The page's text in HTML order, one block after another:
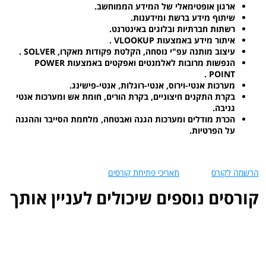
ארגון אופטימאלי של המידע הממוחשב.
שיתוף מידע ברשת ומידענות.
רשתות חברתיות ובלוגים באינטרנט.
איתור מידע באמצעות VLOOKUP
.
עיצוב מותנה עפ"י נוסחה, הקלטת פקודות מאקרו, SOLVER
.
הנפשות מרובות לאלמנטים ואפקטים באמצעות POWER
POINT
.
מערכות אנטי-וירוס, אנטי-רוגלות, אנטי-פישינג.
בקרת התקנים חיצוניים, בקרת הורים, חומת אש ומערכות אנטי
גניבה.
הכרת מודלים ומערכות הגנה ואבטחה, מלחמת הסייבר וההגנה
על הפרטיות.
הרשמה לקורס תאריכי פתיחת קורסים
קורסים נוספים שיכולים לעניין אותך